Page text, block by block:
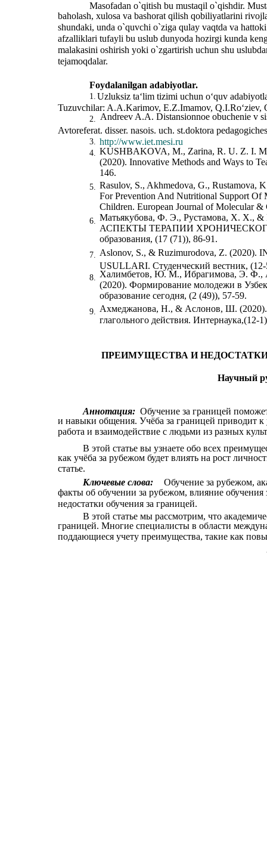
Masofadan o`qitish bu mustaqil o`qishdir.
baholash, xulosa va bashorat qilish qobiliyatlarini
shundaki, unda o`quvchi o`ziga qulay vaqtda va
afzalliklari tufayli bu uslub dunyoda hozirgi kunda
malakasini oshirish yoki o`zgartirish uchun shu
tejamoqdalar.
Foydalanilgan adabiyotlar.
1. Uzluksiz ta‘lim tizimi uchun o‘quv
Tuzuvchilar: A.A.Karimov, E.Z.Imamov,
2. Andreev A.A. Distansionnoe obuchenie v
Avtoreferat. disser. nasois. uch. st.doktora
3. http://www.iet.mesi.ru
4. KUSHBAKOVA, M., Zarina, R. U. Z. I.
(2020). Innovative Methods and Ways to
146.
5. Rasulov, S., Akhmedova, G., Rustamova,
For Prevention And Nutritional Support
Children. European Journal of Molecular
6. Матьякубова, Ф. Э., Рустамова, Х.
АСПЕКТЫ ТЕРАПИИ
образования, (17 (71)), 86-91.
7. Aslonov, S., & Ruzimurodova, Z.
USULLARI. Студенческий вестник,
8. Халимбетов, Ю. М., Ибрагимова, Э. Ф.,
(2020). Формирование молодежи в
образование сегодня, (2 (49)), 57-59.
9. Ахмеджанова, Н., & Аслонов, Ш. (2020).
глагольного действия. Интернаука,(12-
ПРЕИМУЩЕСТВА И
Научный
Аннотация: Обучение за границей
и навыки общения. Учёба за границей приводит
работа и взаимодействие с людьми из разных
В этой статье вы узнаете обо всех
как учёба за рубежом будет влиять на рост
статье.
Ключевые слова:
Обучение за рубежом,
факты об обучении за рубежом, влияние
недостатки обучения за границей.
В этой статье мы рассмотрим, что
границей. Многие специалисты в области
поддающиеся учету преимущества, такие как